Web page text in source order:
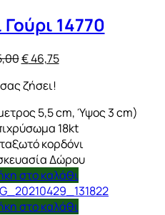
14770
Original
was:
€ 55,00.
€46,75Η
είναι:
€ 46,75.
ζήσει!
5,5 cm, Ύψος 3 cm)
18kt
κορδόνι
Δώρου
στο καλάθι
στο καλάθι